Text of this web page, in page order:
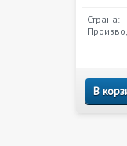
Страна:
В